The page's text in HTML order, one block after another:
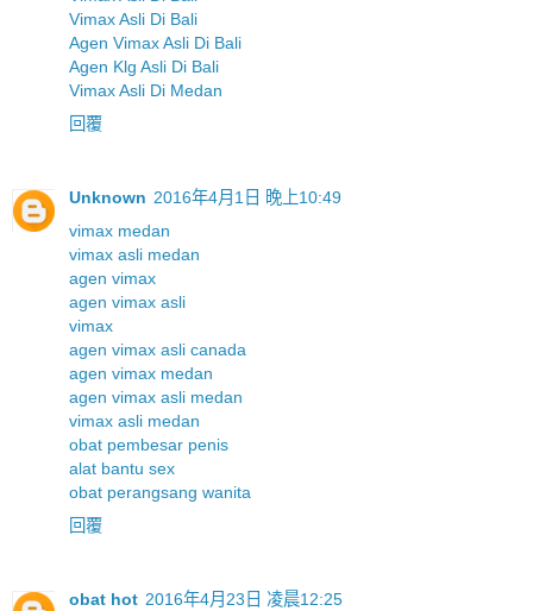
Vimax Asli Di Bali
Agen Vimax Asli Di Bali
Agen Klg Asli Di Bali
Vimax Asli Di Medan
回覆
Unknown 2016年4月1日 晚上10:49
vimax medan
vimax asli medan
agen vimax
agen vimax asli
vimax
agen vimax asli canada
agen vimax medan
agen vimax asli medan
vimax asli medan
obat pembesar penis
alat bantu sex
obat perangsang wanita
回覆
obat hot 2016年4月23日 凌晨12:25